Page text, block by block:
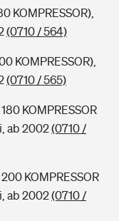
KOMPRESSOR),
(0710 / 564)
KOMPRESSOR),
(0710 / 565)
KOMPRESSOR
ab 2002(0710 /
KOMPRESSOR
ab 2002(0710 /